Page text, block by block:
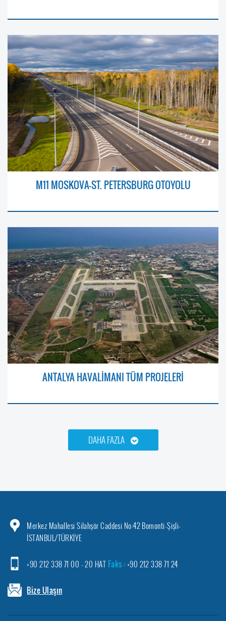
M11 MOSKOVA–ST. PETERSBURG OTOYOLU
ANTALYA HAVALİMANI TÜM PROJELERİ
DAHA FAZLA
Merkez Mahallesi Silahşör Caddesi No:42 Bomonti-Şişli-
İSTANBUL/TÜRKİYE
+90 212 338 71 00 - 20 HAT Faks :+90 212 338 71 24
Bize Ulaşın